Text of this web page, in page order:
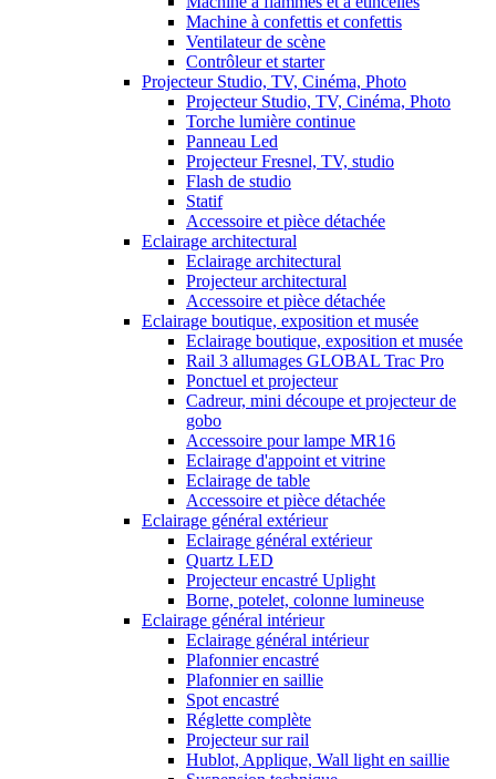
Machine à confettis et confettis
Ventilateur de scène
Contrôleur et starter
Projecteur Studio, TV, Cinéma, Photo
Projecteur Studio, TV, Cinéma, Photo
Torche lumière continue
Panneau Led
Projecteur Fresnel, TV, studio
Flash de studio
Statif
Accessoire et pièce détachée
Eclairage architectural
Eclairage architectural
Projecteur architectural
Accessoire et pièce détachée
Eclairage boutique, exposition et musée
Eclairage boutique, exposition et musée
Rail 3 allumages GLOBAL Trac Pro
Ponctuel et projecteur
Cadreur, mini découpe et projecteur de
gobo
Accessoire pour lampe MR16
Eclairage d'appoint et vitrine
Eclairage de table
Accessoire et pièce détachée
Eclairage général extérieur
Eclairage général extérieur
Quartz LED
Projecteur encastré Uplight
Borne, potelet, colonne lumineuse
Eclairage général intérieur
Eclairage général intérieur
Plafonnier encastré
Plafonnier en saillie
Spot encastré
Réglette complète
Projecteur sur rail
Hublot, Applique, Wall light en saillie